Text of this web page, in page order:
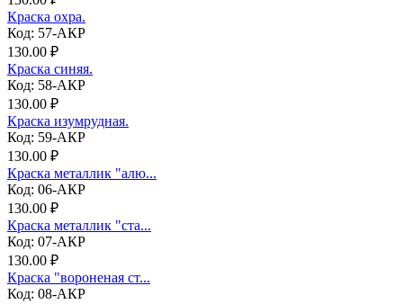
Краска охра.
Код: 57-АКР
130.00 ₽
Краска синяя.
Код: 58-АКР
130.00 ₽
Краска изумрудная.
Код: 59-АКР
130.00 ₽
Краска металлик "алю...
Код: 06-АКР
130.00 ₽
Краска металлик "ста...
Код: 07-АКР
130.00 ₽
Краска "вороненая ст...
Код: 08-АКР